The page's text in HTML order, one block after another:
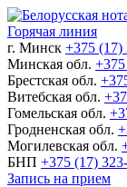
Горячая линия
г. Минск +375 (17)
Минская обл.
Брестская обл.
Витебская обл.
Гомельская обл.
Гродненская обл.
Могилевская обл.
БНП +375 (17)
Запись на прием